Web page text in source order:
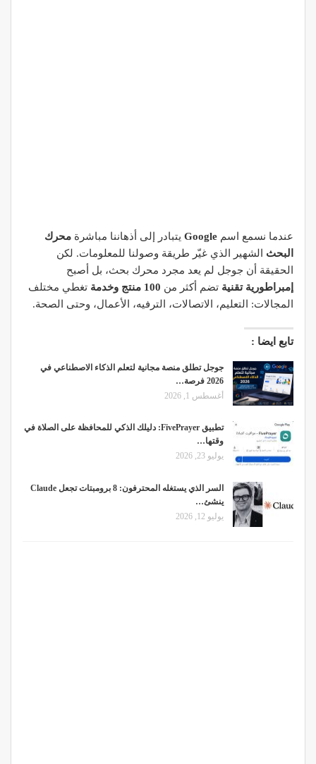
عندما نسمع اسم Google يتبادر إلى أذهاننا مباشرة محرك
البحث الشهير الذي غيّر طريقة وصولنا للمعلومات. لكن
الحقيقة أن جوجل لم يعد مجرد محرك بحث، بل أصبح
إمبراطورية تقنية تضم أكثر من 100 منتج وخدمة
تغطي مختلف
المجالات: التعليم، الاتصالات، الترفيه، الأعمال، وحتى الصحة.
تابع ايضا :
جوجل تطلق منصة مجانية لتعلم الذكاء الاصطناعي في
2026 فرصة…
أغسطس 1, 2026
تطبيق FivePrayer: دليلك الذكي للمحافظة على الصلاة في
وقتها…
يوليو 23, 2026
السر الذي يستغله المحترفون: 8 برومبتات تجعل Claude
ينشئ…
يوليو 12, 2026